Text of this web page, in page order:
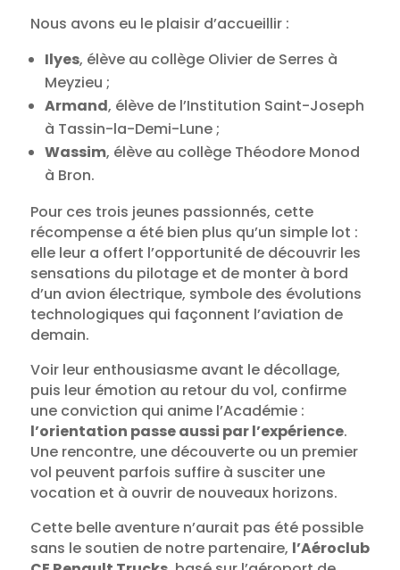
Nous avons eu le plaisir d’accueillir :
Ilyes, élève au collège Olivier de Serres à
Meyzieu ;
Armand, élève de l’Institution Saint-Joseph
à Tassin-la-Demi-Lune ;
Wassim, élève au collège Théodore Monod
à Bron.
Pour ces trois jeunes passionnés, cette
récompense a été bien plus qu’un simple lot :
elle leur a offert l’opportunité de découvrir les
sensations du pilotage et de monter à bord
d’un avion électrique, symbole des évolutions
technologiques qui façonnent l’aviation de
demain.
Voir leur enthousiasme avant le décollage,
puis leur émotion au retour du vol, confirme
une conviction qui anime l’Académie :
l’orientation passe aussi par l’expérience.
Une rencontre, une découverte ou un premier
vol peuvent parfois suffire à susciter une
vocation et à ouvrir de nouveaux horizons.
Cette belle aventure n’aurait pas été possible
sans le soutien de notre partenaire, l’Aéroclub